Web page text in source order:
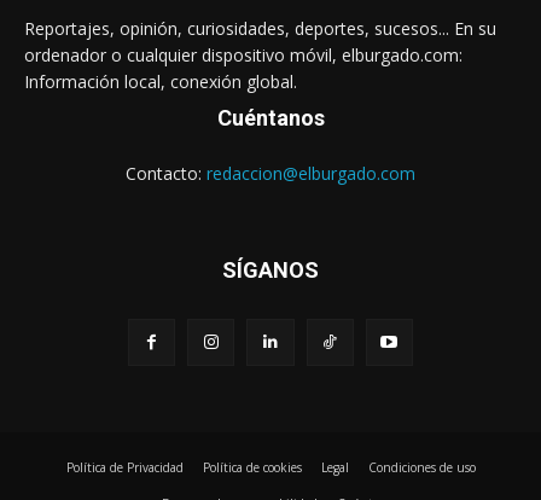
Reportajes, opinión, curiosidades, deportes, sucesos... En su
ordenador o cualquier dispositivo móvil, elburgado.com:
Información local, conexión global.
Cuéntanos
Contacto: redaccion@elburgado.com
SÍGANOS
Política de Privacidad Política de cookies Legal Condiciones de uso